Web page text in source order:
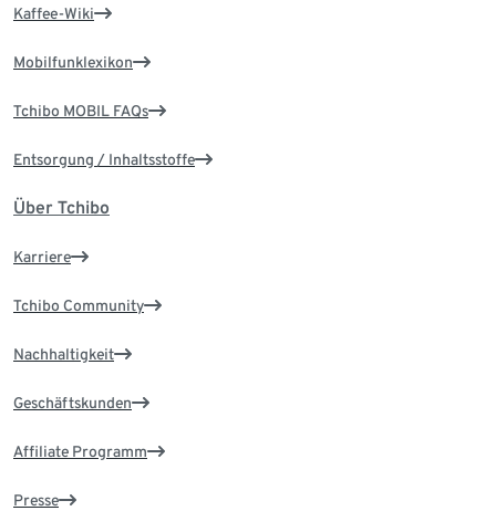
Kaffee-Wiki
Mobilfunklexikon
Tchibo MOBIL FAQs
Entsorgung / Inhaltsstoffe
Über Tchibo
Karriere
Tchibo Community
Nachhaltigkeit
Geschäftskunden
Affiliate Programm
Presse